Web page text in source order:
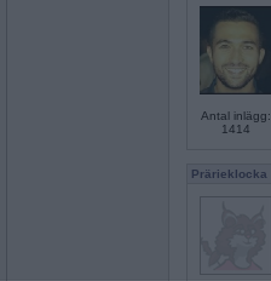
Antal inlägg:
1414
Prärieklocka